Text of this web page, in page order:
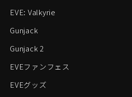
EVE: Valkyrie
Gunjack
Gunjack 2
EVEファンフェス
EVEグッズ